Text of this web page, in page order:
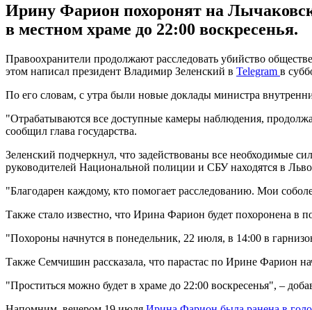
Ирину Фарион похоронят на
в местном храме до 22:00 воскресенья.
Правоохранители продолжают расследовать убийство
этом написал президент Владимир Зеленский в Telegram в
По его словам, с утра были новые доклады министра
"Отрабатываются все доступные камеры наблюдения,
сообщил глава государства.
Зеленский подчеркнул, что задействованы все необходимые
руководителей Национальной полиции и СБУ находятся в
"Благодарен каждому, кто помогает расследованию. Мои
Также стало известно, что Ирина Фарион будет похоронена
"Похороны начнутся в понедельник, 22 июля, в 14:00 в
Также Семчишин рассказала, что парастас по Ирине Фарион
"Проститься можно будет в храме до 22:00 воскресенья", –